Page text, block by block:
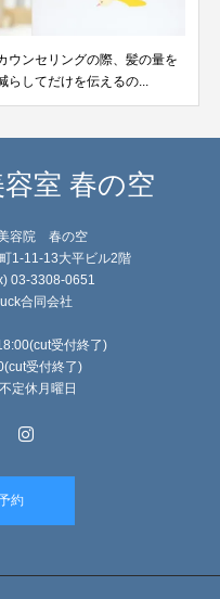
ウンセリングの際、髪の量を
らしてだけを伝えるの...
室 春の空
容院 春の空
1-11-13大平ビル2階
03-3308-0651
合同会社
受付終了)
受付終了)
定休月曜日
約